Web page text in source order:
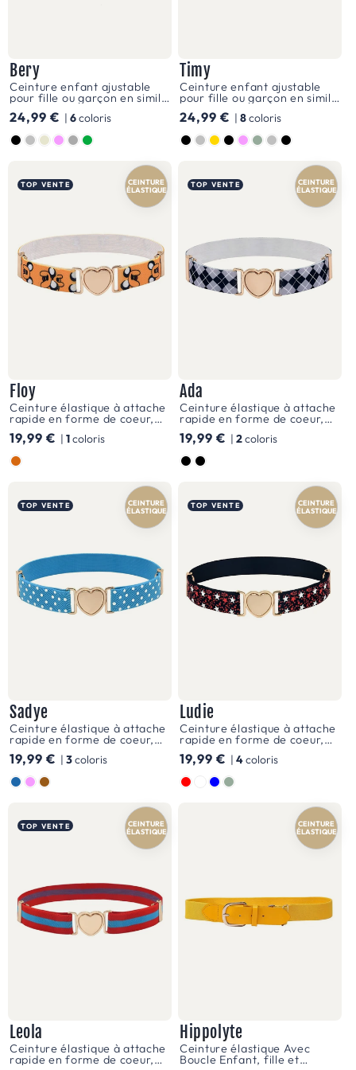
garçons,
les
fermetures
sont
pour
pratiques,
assurant
ainsi
reste
bien
en
place,
que
l'aventure
du
jour.
t
u
r
e
La
gamme
Bery
Ceinture enfant ajustable
pour fille ou garçon en simili
vegan, pailleté à motif
chiffres, modèle Bery
Prix
habituel
24,99 € | 6coloris
Couleur
Timy
Ceinture enfant ajustable
pour fille ou garçon en simili
vegan, boucle argentée,
modèle Timy
Prix
habituel
24,99 € | 8coloris
Couleur
TOP VENTE
CEINTURE
ÉLASTIQUE
Floy
Ceinture élastique à attache
rapide en forme de coeur,
pour fille, Adventure Time,
modèle Floy
Prix
habituel
19,99 € | 1coloris
Couleur
TOP VENTE
CEINTURE
ÉLASTIQUE
Ada
Ceinture élastique à attache
rapide en forme de coeur,
pour fille, à carreaux,
modèle Ada
Prix
habituel
19,99 € | 2coloris
Couleur
TOP VENTE
CEINTURE
ÉLASTIQUE
Sadye
Ceinture élastique à attache
rapide en forme de coeur,
pour fille, à pois, modèle
Sadye
Prix
habituel
19,99 € | 3coloris
Couleur
TOP VENTE
CEINTURE
ÉLASTIQUE
Ludie
Ceinture élastique à attache
rapide en forme de coeur,
pour fille, motif étoiles,
modèle Ludie
Prix
habituel
19,99 € | 4coloris
Couleur
TOP VENTE
CEINTURE
ÉLASTIQUE
Leola
Ceinture élastique à attache
rapide en forme de coeur,
CEINTURE
ÉLASTIQUE
Hippolyte
Ceinture élastique Avec
Boucle Enfant, fille et